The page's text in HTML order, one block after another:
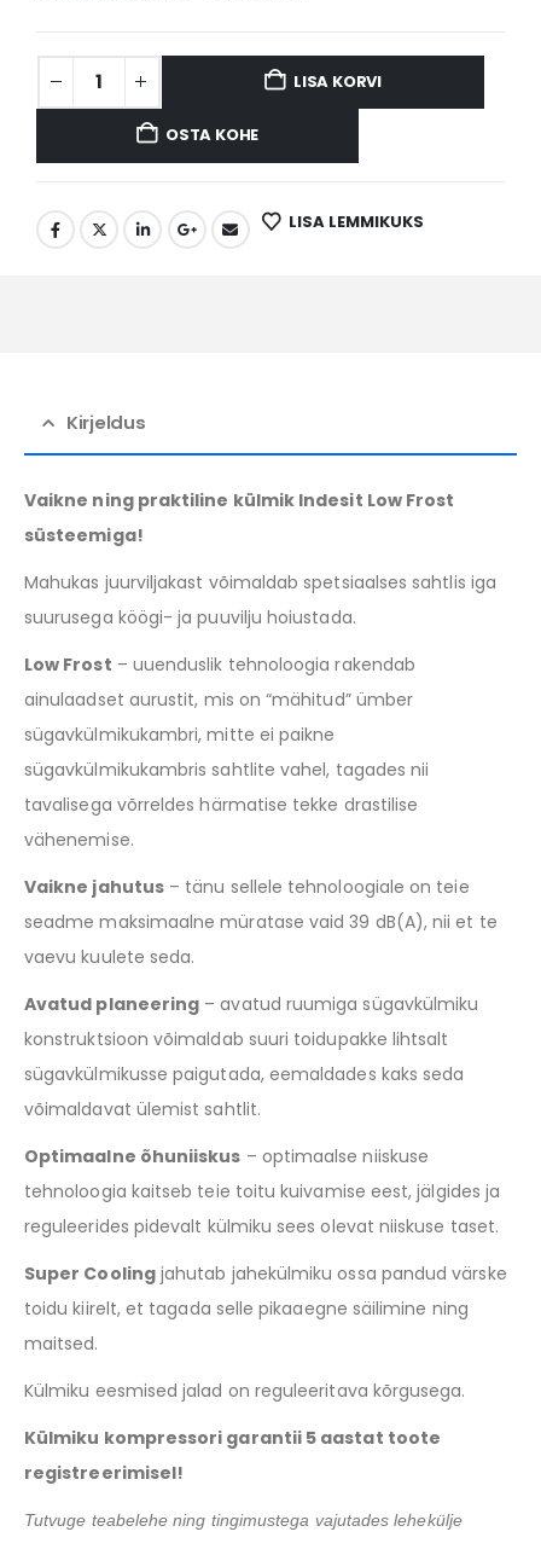
LISA KORVI
OSTA KOHE
LISA LEMMIKUKS
Kirjeldus
Vaikne ning praktiline külmik Indesit Low Frost
süsteemiga!
Mahukas juurviljakast võimaldab spetsiaalses sahtlis iga
suurusega köögi- ja puuvilju hoiustada.
Low Frost – uuenduslik tehnoloogia rakendab
ainulaadset aurustit, mis on “mähitud” ümber
sügavkülmikukambri, mitte ei paikne
sügavkülmikukambris sahtlite vahel, tagades nii
tavalisega võrreldes härmatise tekke drastilise
vähenemise.
Vaikne jahutus– tänu sellele tehnoloogiale on teie
seadme maksimaalne müratase vaid 39 dB(A), nii et te
vaevu kuulete seda.
Avatud planeering – avatud ruumiga sügavkülmiku
konstruktsioon võimaldab suuri toidupakke lihtsalt
sügavkülmikusse paigutada, eemaldades kaks seda
võimaldavat ülemist sahtlit.
Optimaalne õhuniiskus – optimaalse niiskuse
tehnoloogia kaitseb teie toitu kuivamise eest, jälgides ja
reguleerides pidevalt külmiku sees olevat niiskuse taset.
Super Coolingjahutab jahekülmiku ossa pandud värske
toidu kiirelt, et tagada selle pikaaegne säilimine ning
maitsed.
Külmiku eesmised jalad on reguleeritava kõrgusega.
Külmiku kompressori garantii 5 aastat toote
registreerimisel!
Tutvuge teabelehe ning tingimustega vajutades lehekülje